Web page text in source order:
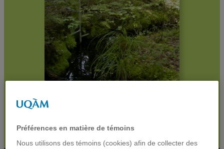
Préférences en matière de témoins
Nous utilisons des témoins (cookies) afin de collecter des